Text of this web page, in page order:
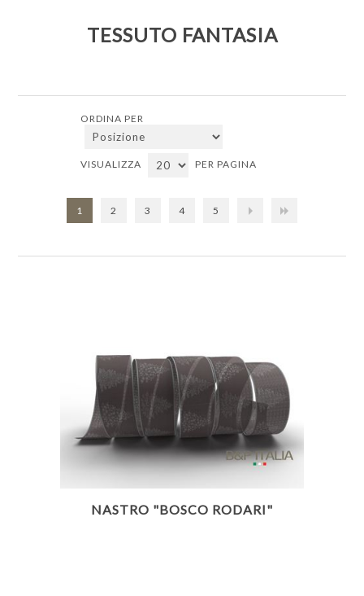
TESSUTO FANTASIA
ORDINA PER
VISUALIZZA PER PAGINA
1 2 3 4 5
NASTRO "BOSCO RODARI"